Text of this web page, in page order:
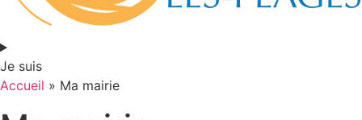
Je suis
Accueil » Ma mairie